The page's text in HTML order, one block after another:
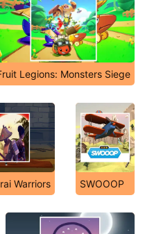
Legions: Monsters Siege
Warriors SWOOOP